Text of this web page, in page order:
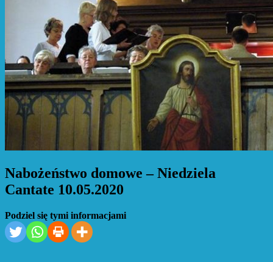
Nabożeństwo domowe – Niedziela
Cantate 10.05.2020
Podziel się tymi informacjami